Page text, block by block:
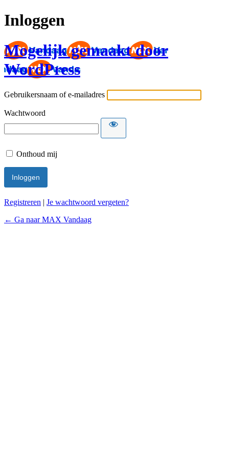
Inloggen
Mogelijk gemaakt door
WordPress
Gebruikersnaam of e-mailadres
Wachtwoord
Onthoud mij
Registreren | Je wachtwoord vergeten?
← Ga naar MAX Vandaag